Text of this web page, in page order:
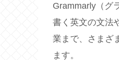
Grammarly（グ
書く英文の文法
業まで、さまざ
ます。